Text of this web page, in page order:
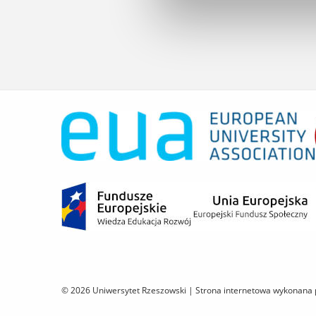
© 2026 Uniwersytet Rzeszowski | Strona internetowa wykonana